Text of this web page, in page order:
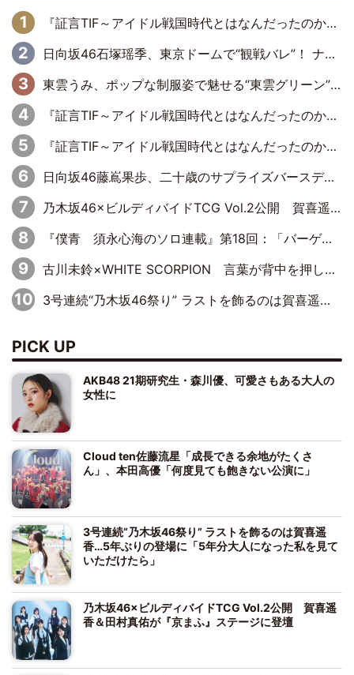
『証言TIF～アイドル戦国時代とはなんだったのか～』第6回：でんぱ組.inc・古川未鈴×相沢梨紗「『ハロプロやりたかったな』って言ったら、夢眠ねむさんに『てめえはでんぱ組．incなんだよ！』って肩パンされて(笑)」
日向坂46石塚瑶季、東京ドームで“観戦バレ”！ ナイツ・塙も認めた「巨人に詳しすぎるアイドル」は元VENUSスクール生で杉内コーチ推し⁉
東雲うみ、ポップな制服姿で魅せる“東雲グリーン”の正体
『証言TIF～アイドル戦国時代とはなんだったのか～』第8回：Negicco・Nao☆×Megu×Kaede「東京からオファーが来たのと、梨の皮剥きとどっちが大事なんだって」
『証言TIF～アイドル戦国時代とはなんだったのか～』第10回：さくら学院・武藤彩未×飯田らうら「正直、中3で辞めるというのを信じてなくて。そう言われてはいたけど、嘘でしょって」
日向坂46藤嶌果歩、二十歳のサプライズバースデーに大喜び「頼られる先輩になれるように努力していきたい」
乃木坂46×ビルディバイドTCG Vol.2公開 賀喜遥香＆田村真佑が『京まふ』ステージに登壇
『僕青 須永心海のソロ連載』第18回：「バーゲンセールハンターみうな inしまむら」編
古川未鈴×WHITE SCORPION 言葉が背中を押した“それぞれの決意”
3号連続“乃木坂46祭り” ラストを飾るのは賀喜遥香…5年ぶりの登場に「5年分大人になった私を見ていただけたら」
PICK UP
AKB48 21期研究生・森川優、可愛さもある大人の
女性に
Cloud ten佐藤流星「成長できる余地がたくさ
ん」、本田高優「何度見ても飽きない公演に」
3号連続“乃木坂46祭り” ラストを飾るのは賀喜遥
香…5年ぶりの登場に「5年分大人になった私を見て
いただけたら」
乃木坂46×ビルディバイドTCG Vol.2公開 賀喜遥
香＆田村真佑が『京まふ』ステージに登壇